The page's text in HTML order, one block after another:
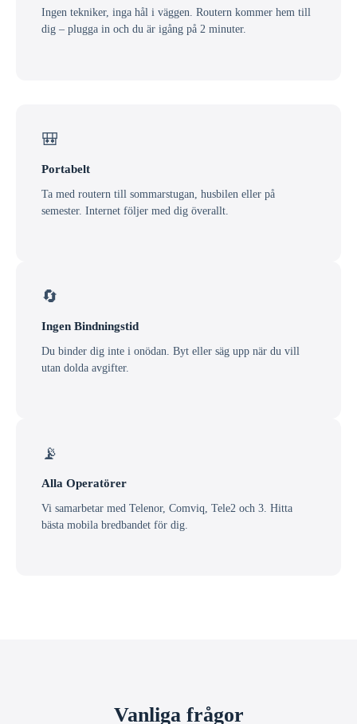
Ingen tekniker, inga hål i väggen. Routern kommer hem till
dig – plugga in och du är igång på 2 minuter.
🎒
Portabelt
Ta med routern till sommarstugan, husbilen eller på
semester. Internet följer med dig överallt.
🔄
Ingen Bindningstid
Du binder dig inte i onödan. Byt eller säg upp när du vill
utan dolda avgifter.
📡
Alla Operatörer
Vi samarbetar med Telenor, Comviq, Tele2 och 3. Hitta
bästa mobila bredbandet för dig.
Vanliga frågor